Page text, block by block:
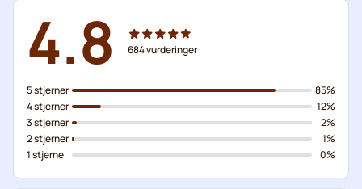
4.8 684vurderinger
5 stjerner
4 stjerner
3 stjerner
2 stjerner
1 stjerne
85%
12%
2%
1%
0%